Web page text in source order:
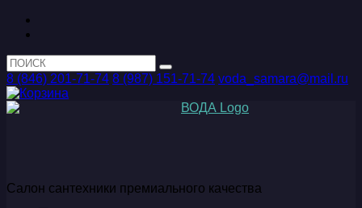
8 (846) 201-71-74 8 (987) 151-71-74 voda_samara@mail.ru
Салон сантехники премиального качества